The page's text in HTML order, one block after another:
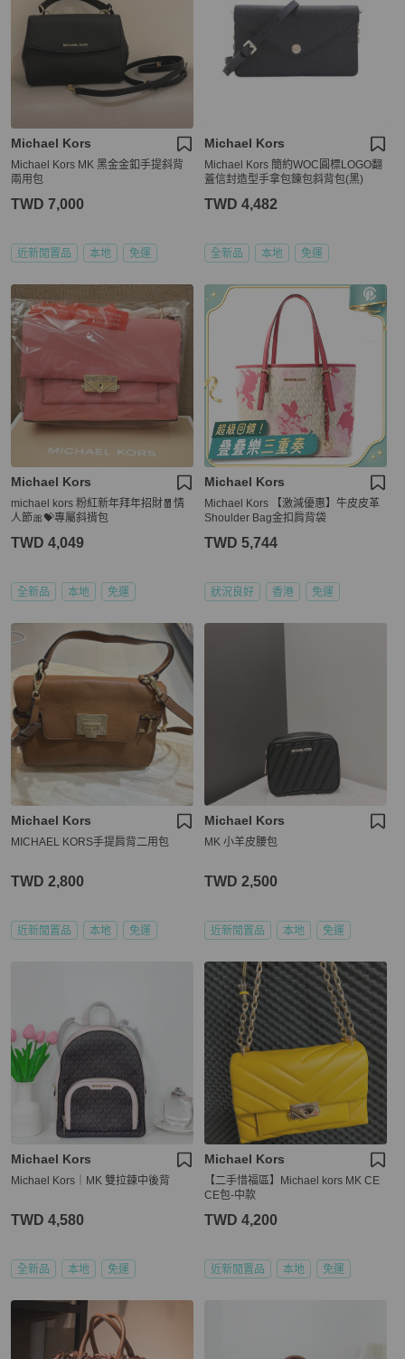
Michael Kors
Michael Kors MK 黑金金釦手提斜背
兩用包
TWD 7,000
近新閒置品 本地 免運
Michael Kors
Michael Kors 簡約WOC圓標LOGO翻
蓋信封造型手拿包錬包斜背包(黑)
TWD 4,482
全新品 本地 免運
Michael Kors
michael kors 粉紅新年拜年招財🧧情
人節🎀💝專屬斜揹包
TWD 4,049
全新品 本地 免運
Michael Kors
Michael Kors 【激減優惠】牛皮皮革
Shoulder Bag金扣肩背袋
TWD 5,744
狀況良好 香港 免運
Michael Kors
MICHAEL KORS手提肩背二用包
TWD 2,800
近新閒置品 本地 免運
Michael Kors
MK 小羊皮腰包
TWD 2,500
近新閒置品 本地 免運
Michael Kors
Michael Kors｜MK 雙拉鍊中後背
TWD 4,580
全新品 本地 免運
Michael Kors
【二手惜福區】Michael kors MK CE
CE包-中款
TWD 4,200
近新閒置品 本地 免運